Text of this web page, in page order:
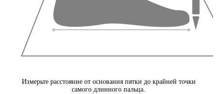
Измерьте расстояние от основания пятки до крайней точки
самого длинного пальца.